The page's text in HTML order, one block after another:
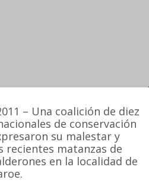
– Una coalición de diez
de conservación
su malestar y
recientes matanzas de
en la localidad de